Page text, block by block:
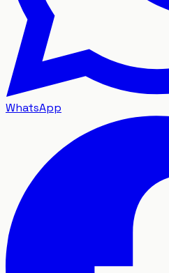
WhatsApp